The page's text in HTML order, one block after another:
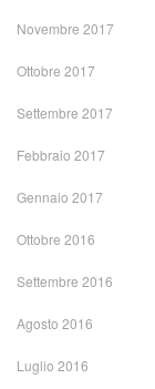
Novembre 2017
Ottobre 2017
Settembre 2017
Febbraio 2017
Gennaio 2017
Ottobre 2016
Settembre 2016
Agosto 2016
Luglio 2016